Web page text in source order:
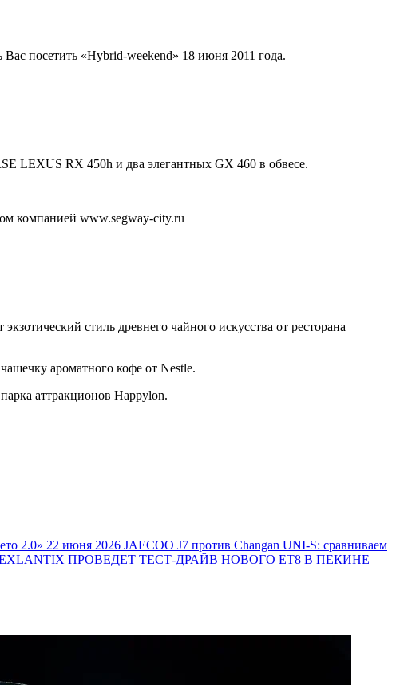
посетить «Hybrid-weekend» 18 июня 2011 года.
LEXUS RX 450h и два элегантных GX 460 в обвесе.
компанией www.segway-city.ru
стиль древнего чайного искусства от ресторана
ароматного кофе от Nestle.
аттракционов Happylon.
2.0» 22 июня 2026 JAECOO J7 против Changan UNI-S: сравниваем
EXLANTIX ПРОВЕДЕТ ТЕСТ-ДРАЙВ НОВОГО ET8 В ПЕКИНЕ